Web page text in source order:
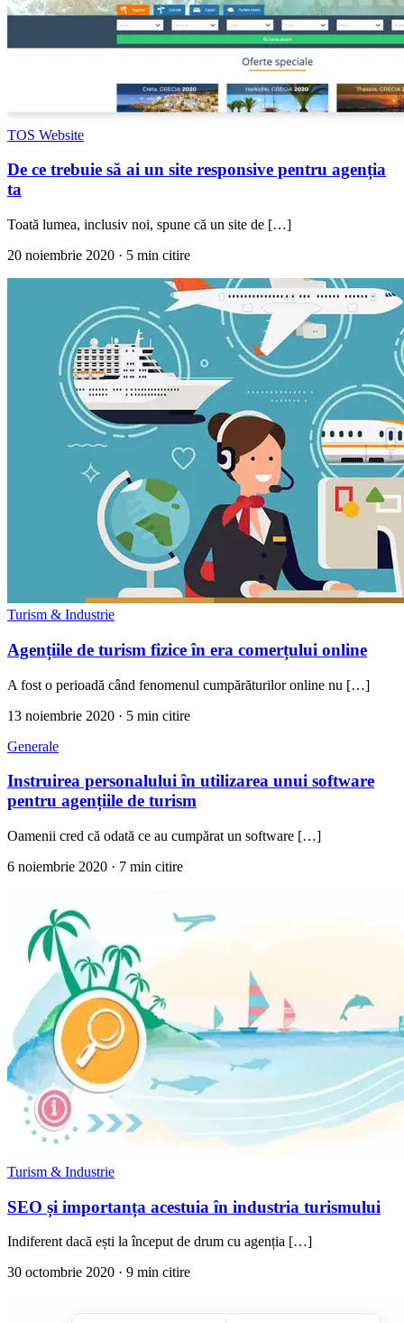
TOS Website
De ce trebuie să ai un site responsive pentru agenția
ta
Toată lumea, inclusiv noi, spune că un site de […]
20 noiembrie 2020 · 5 min citire
Turism & Industrie
Agențiile de turism fizice în era comerțului online
A fost o perioadă când fenomenul cumpărăturilor online nu […]
13 noiembrie 2020 · 5 min citire
Generale
Instruirea personalului în utilizarea unui software
pentru agențiile de turism
Oamenii cred că odată ce au cumpărat un software […]
6 noiembrie 2020 · 7 min citire
Turism & Industrie
SEO și importanța acestuia în industria turismului
Indiferent dacă ești la început de drum cu agenția […]
30 octombrie 2020 · 9 min citire